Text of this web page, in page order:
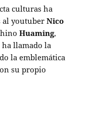
culturas ha
al youtuberNico
Huaming,
ha llamado la
la emblemática
su propio
Colo Colo crea club